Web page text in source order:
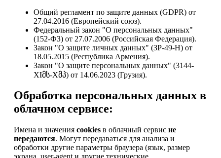
Общий регламент по защите данных (GDPR) от
27.04.2016 (Европейский союз).
Федеральный закон "О персональных данных"
(152-ФЗ) от 27.07.2006 (Российская Федерация).
Закон "О защите личных данных" (ЗР-49-Н) от
18.05.2015 (Республика Армения).
Закон "О защите персональных данных" (3144-
XIმს-Xმპ) от 14.06.2023 (Грузия).
Обработка персональных данных в
облачном сервисе:
Имена и значения cookies в облачный сервис не
передаются. Могут передаваться для анализа и
обработки другие параметры браузера (язык, размер